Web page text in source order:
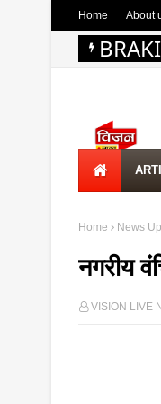
Home About
Home News
नगरीय
VISION LIVE